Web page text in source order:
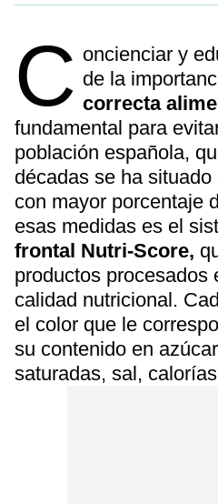
C oncienciar y
de la
correcta
fundamental para
población española,
décadas se ha
con mayor porcentaje
esas medidas es el
frontal Nutri-Score,
productos procesados
calidad nutricional.
el color que le
su contenido en
saturadas, sal,